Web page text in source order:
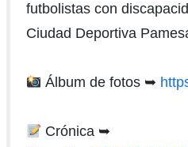
futbolistas con
Ciudad Deportiva
Álbum de fotos ➥
Crónica ➥